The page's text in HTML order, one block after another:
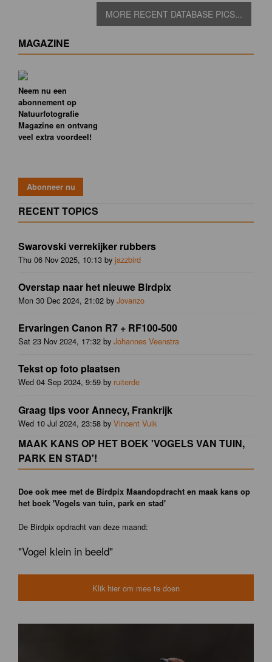
MORE RECENT DATABASE PICS...
MAGAZINE
Neem nu een
abonnement op
Natuurfotografie
Magazine en ontvang
veel extra voordeel!
RECENT TOPICS
Swarovski verrekijker rubbers
Thu 06 Nov 2025, 10:13 by jazzbird
Overstap naar het nieuwe Birdpix
Mon 30 Dec 2024, 21:02 by Jovanzo
Ervaringen Canon R7 + RF100-500
Sat 23 Nov 2024, 17:32 by Johannes Veenstra
Tekst op foto plaatsen
Wed 04 Sep 2024, 9:59 by ruiterde
Graag tips voor Annecy, Frankrijk
Wed 10 Jul 2024, 23:58 by Vincent Vuik
MAAK KANS OP HET BOEK 'VOGELS VAN TUIN,
PARK EN STAD'!
Doe ook mee met de Birdpix Maandopdracht en maak kans op
het boek 'Vogels van tuin, park en stad'
De Birdpix opdracht van deze maand:
"Vogel klein in beeld"
Klik hier om mee te doen